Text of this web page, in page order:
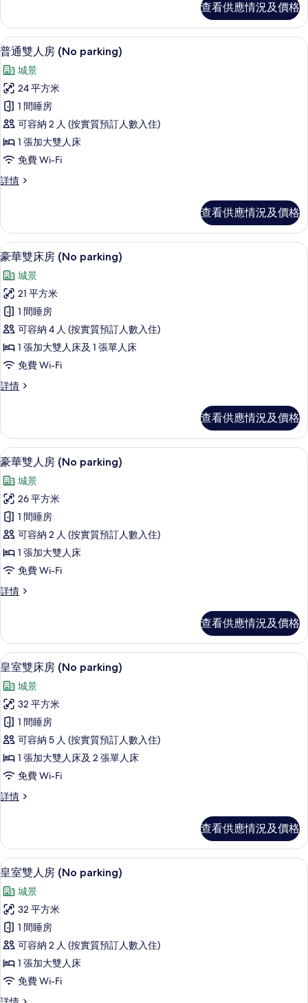
parking)
的
相
片
房
(No
parking)
詳
情
查看供應情況及價格
載
入
所
有
普
通
雙
房
parking)
的
相
片
普通雙人房 (No parking) | 遮光窗簾/
5
普通雙人房 (No parking)
城景
24 平方米
1 間睡房
可容納 2 人 (按實質預訂人數入住)
1 張加大雙人床
免費 Wi-Fi
詳情
普
房
(No
parking)
情
查看供應情況及價格
載
入
所
有
豪
華
雙
房
parking)
的
相
片
豪華雙床房 (No parking) | 遮光窗簾/
5
豪華雙床房 (No parking)
城景
21 平方米
1 間睡房
可容納 4 人 (按實質預訂人數入住)
1 張加大雙人床及 1 張單人床
免費 Wi-Fi
詳情
豪
房
(No
parking)
情
查看供應情況及價格
載
入
所
有
豪
華
雙
房
parking)
的
相
片
豪華雙人房 (No parking) | 遮光窗簾/
6
豪華雙人房 (No parking)
城景
26 平方米
1 間睡房
可容納 2 人 (按實質預訂人數入住)
1 張加大雙人床
免費 Wi-Fi
詳情
豪
房
(No
parking)
情
查看供應情況及價格
載
入
所
有
皇
室
雙
房
parking)
的
相
片
皇室雙床房 (No parking) | 遮光窗簾/
6
皇室雙床房 (No parking)
城景
32 平方米
1 間睡房
可容納 5 人 (按實質預訂人數入住)
1 張加大雙人床及 2 張單人床
免費 Wi-Fi
詳情
皇
房
(No
parking)
情
查看供應情況及價格
載
入
所
有
皇
室
雙
皇室雙人房 (No parking) | 遮光窗簾/
5
皇室雙人房 (No parking)
城景
32 平方米
1 間睡房
可容納 2 人 (按實質預訂人數入住)
1 張加大雙人床
免費 Wi-Fi